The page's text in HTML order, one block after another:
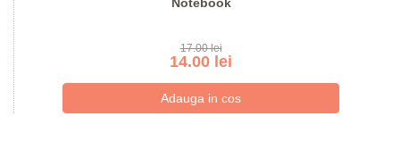
17.00 lei
14.00 lei